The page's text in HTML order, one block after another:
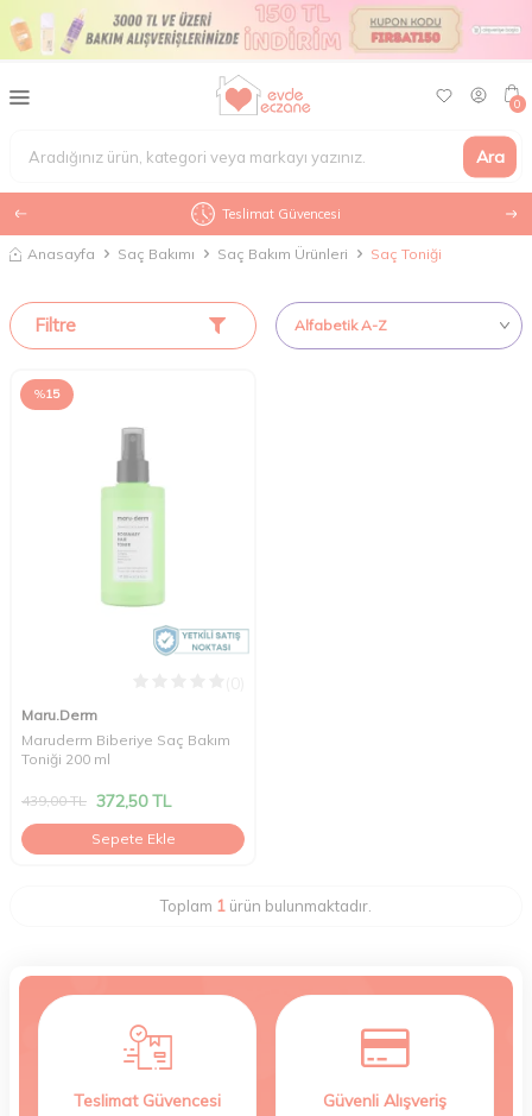
Ara
0
Teslimat Güvencesi
Anasayfa Saç Bakımı Saç Bakım Ürünleri Saç Toniği
Filtre
%15
Maru.Derm
Maruderm Biberiye Saç Bakım
Toniği 200 ml
439,00TL 372,50TL
Sepete Ekle
Toplam 1 ürün bulunmaktadır.
Teslimat Güvencesi Güvenli Alışveriş